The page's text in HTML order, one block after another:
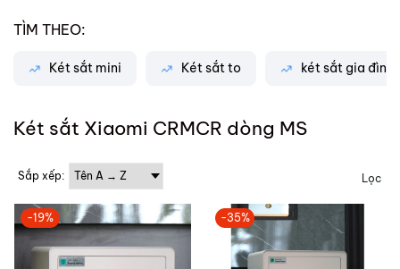
TÌM THEO:
Két sắt mini Két sắt to két sắt gia đình
Két sắt Xiaomi CRMCR dòng MS
Sắp xếp: Lọc
-19% -35%